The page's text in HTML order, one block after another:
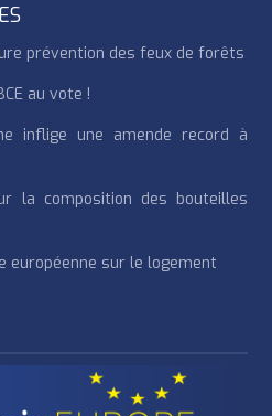
prévention des feux de forêts
au vote !
inflige une amende record à
la composition des bouteilles
européenne sur le logement